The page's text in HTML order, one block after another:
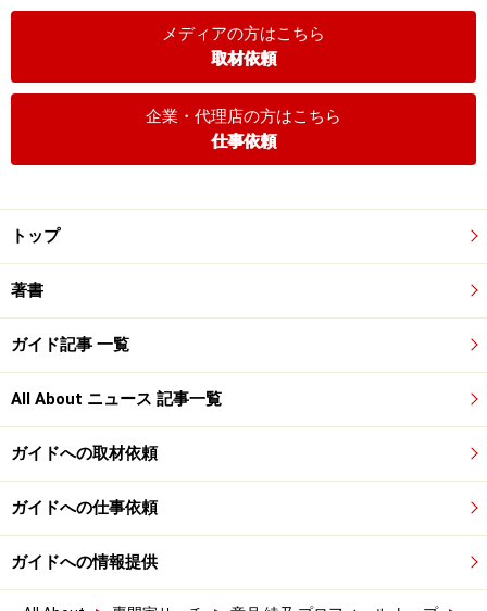
メディアの方はこちら
取材依頼
企業・代理店の方はこちら
仕事依頼
トップ
著書
ガイド記事 一覧
All About ニュース 記事一覧
ガイドへの取材依頼
ガイドへの仕事依頼
ガイドへの情報提供